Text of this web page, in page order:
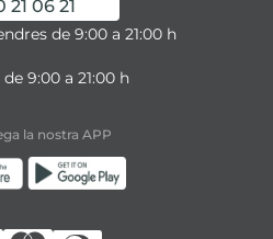
21 06 21
de 9:00 a 21:00 h
9:00 a 21:00 h
la nostra APP